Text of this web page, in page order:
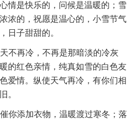
情是快乐的，问候是温暖的；雪
浓的，祝愿是温心的，小雪节气
日子甜甜的。
不再冷，不再是那暗淡的冷灰
的红色亲情，纯真如雪的白色友
爱情。纵使天气再冷，有你们相
。
你添加衣物，温暖渡过寒冬；落